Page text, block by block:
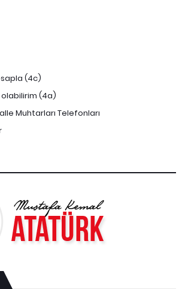
(4c)
(4a)
Muhtarları Telefonları